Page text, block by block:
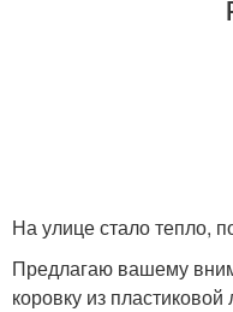
На улице стало тепло,
Предлагаю вашему
коровку из пластиковой